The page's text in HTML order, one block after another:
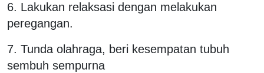
6. Lakukan relaksasi dengan melakukan
peregangan.
7. Tunda olahraga, beri kesempatan tubuh
sembuh sempurna